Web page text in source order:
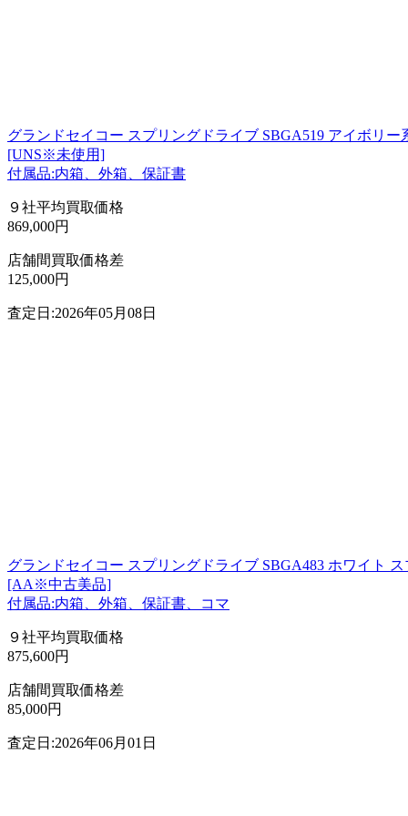
グランドセイコー スプリングドライブ SBGA519 アイボリー
[UNS※未使用]
付属品:内箱、外箱、保証書
９社平均買取価格
869,000円
店舗間買取価格差
125,000円
査定日:2026年05月08日
グランドセイコー スプリングドライブ SBGA483 ホワイト
[AA※中古美品]
付属品:内箱、外箱、保証書、コマ
９社平均買取価格
875,600円
店舗間買取価格差
85,000円
査定日:2026年06月01日